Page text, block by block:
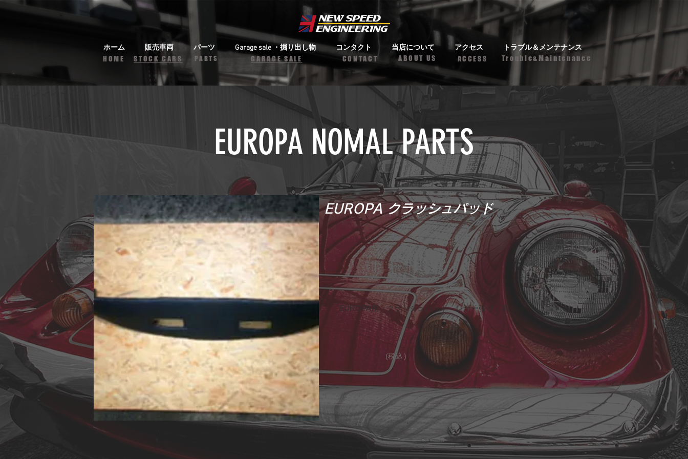
ホーム 販売車両 パーツ Garage sale ・掘り出し物 コンタクト 当店について アクセス
トラブル＆メンテナンス
HOME
STOCK CARS PARTS ABOUT US
CONTACT ACCESS Trouble&Maintenance
​​GARAGE SALE
EUROPA NOMAL PARTS
EUROPA クラッシュパッド
EUROPA用 クラッシュパッド レザー張り 黒
(税​込)